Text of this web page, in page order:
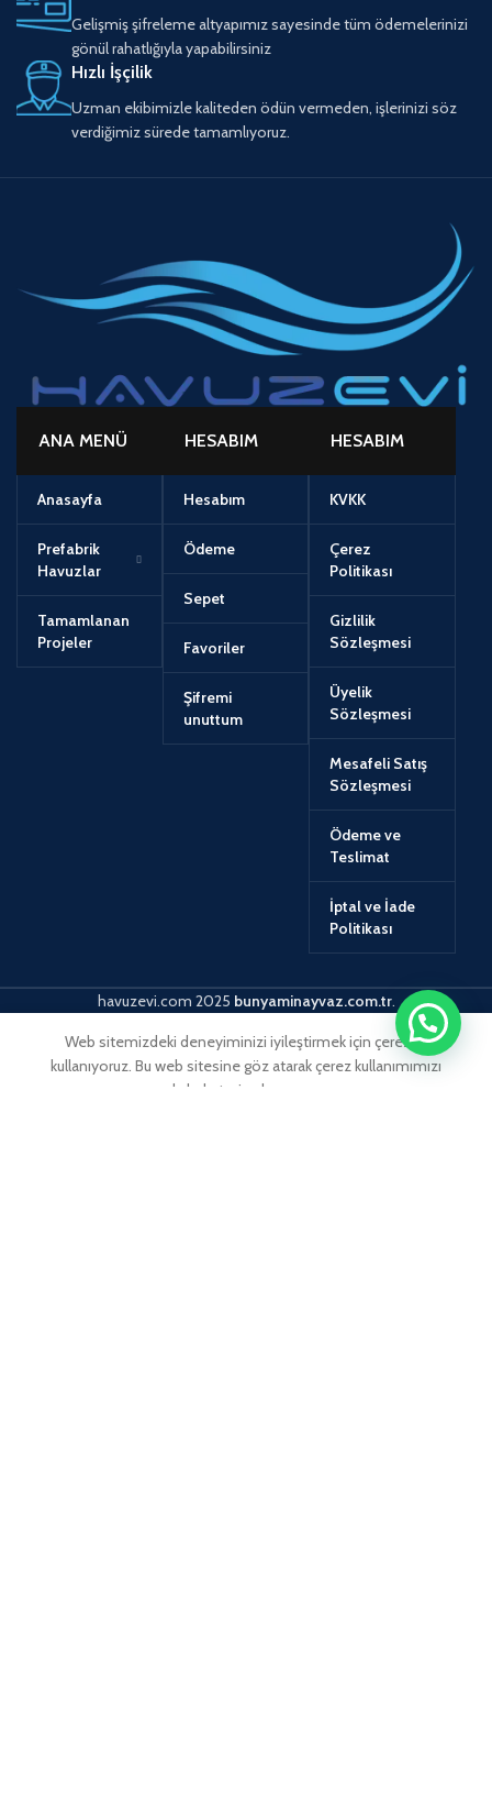
Gelişmiş şifreleme altyapımız sayesinde tüm ödemelerinizi
gönül rahatlığıyla yapabilirsiniz
Hızlı İşçilik
Uzman ekibimizle kaliteden ödün vermeden, işlerinizi söz
verdiğimiz sürede tamamlıyoruz.
ANA MENÜ
Anasayfa
Prefabrik
Havuzlar
Tamamlanan
Projeler
HESABIM
Hesabım
Ödeme
Sepet
Favoriler
Şifremi
unuttum
HESABIM
KVKK
Çerez
Politikası
Gizlilik
Sözleşmesi
Üyelik
Sözleşmesi
Mesafeli Satış
Sözleşmesi
Ödeme ve
Teslimat
İptal ve İade
Politikası
havuzevi.com 2025 bunyaminayvaz.com.tr.
Web sitemizdeki deneyiminizi iyileştirmek için çerezler
kullanıyoruz. Bu web sitesine göz atarak çerez kullanımımızı
kabul etmiş olursunuz.